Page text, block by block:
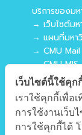
บริการของม
→ เว็บไซต์มห
→ แผนที่มหา
→ CMU Mail
→ CMU MIS
→ CMU SIS
→ CMU WiFi
บริการของค
→ เว็บไซต์ค
เว็บไซต์นี้ใช้คุก
เราใช้คุกกี้เพื่
การใช้งานเว็
การใช้คุกกี้ได้